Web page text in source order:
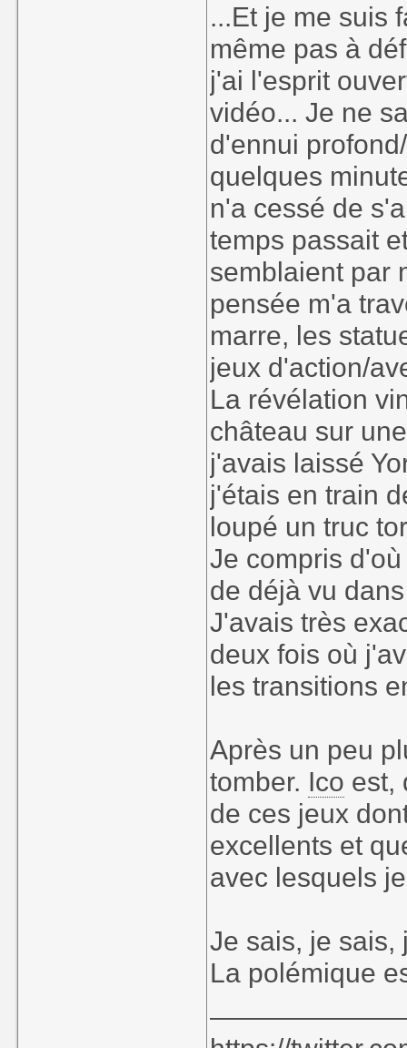
...Et je me suis
même pas à
j'ai l'esprit
vidéo... Je ne
d'ennui
quelques
n'a cessé de
temps passait
semblaient par
pensée m'a
marre, les
jeux d'action/
La révélation
château sur
j'avais laissé
j'étais en train
loupé un truc
Je compris
de déjà vu
J'avais très
deux fois où
les transitions
Après un peu
tomber. Ico est,
de ces jeux
excellents et
avec lesquels
Je sais, je sais,
La polémique